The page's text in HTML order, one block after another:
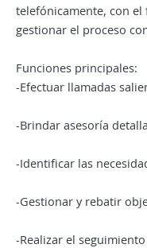
telefónicamente, con el
gestionar el proceso
Funciones principales:
-Efectuar llamadas
-Brindar asesoría
-Identificar las
-Gestionar y rebatir
-Realizar el